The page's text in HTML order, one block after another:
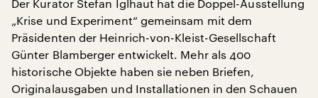
Der Kurator Stefan Iglhaut hat die Doppel-Ausstellung
„Krise und Experiment“ gemeinsam mit dem
Präsidenten der Heinrich-von-Kleist-Gesellschaft
Günter Blamberger entwickelt. Mehr als 400
historische Objekte haben sie neben Briefen,
Originalausgaben und Installationen in den Schauen